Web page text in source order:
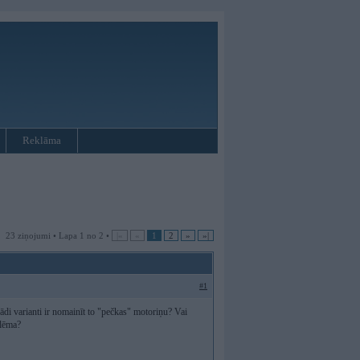
Reklāma
23 ziņojumi • Lapa 1 no 2 • |« « 1 2 » »|
#1
varianti ir nomainīt to "pečkas" motoriņu? Vai